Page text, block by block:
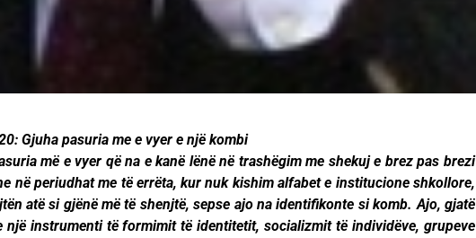
Gjuha pasuria me e vyer e një kombi
më e vyer që na e kanë lënë në trashëgim me shekuj e brez pas brezi
në periudhat me të errëta, kur nuk kishim alfabet e institucione shkollore,
atë si gjënë më të shenjtë, sepse ajo na identifikonte si komb. Ajo, gjatë
instrumenti të formimit të identitetit, socializmit të individëve, grupeve